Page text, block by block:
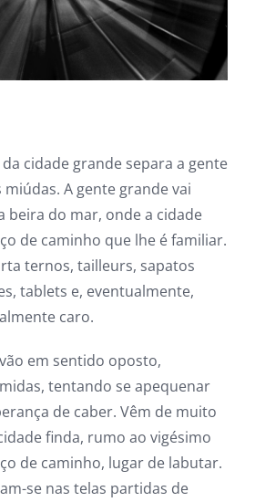
cidade grande separa a gente
A gente grande vai
beira do mar, onde a cidade
de caminho que lhe é familiar.
ternos, tailleurs, sapatos
tablets e, eventualmente,
caro.
em sentido oposto,
tentando se apequenar
de caber. Vêm de muito
finda, rumo ao vigésimo
de caminho, lugar de labutar.
se nas telas partidas de